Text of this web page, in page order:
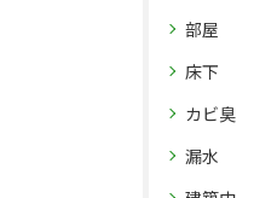
部屋
床下
カビ臭
漏水